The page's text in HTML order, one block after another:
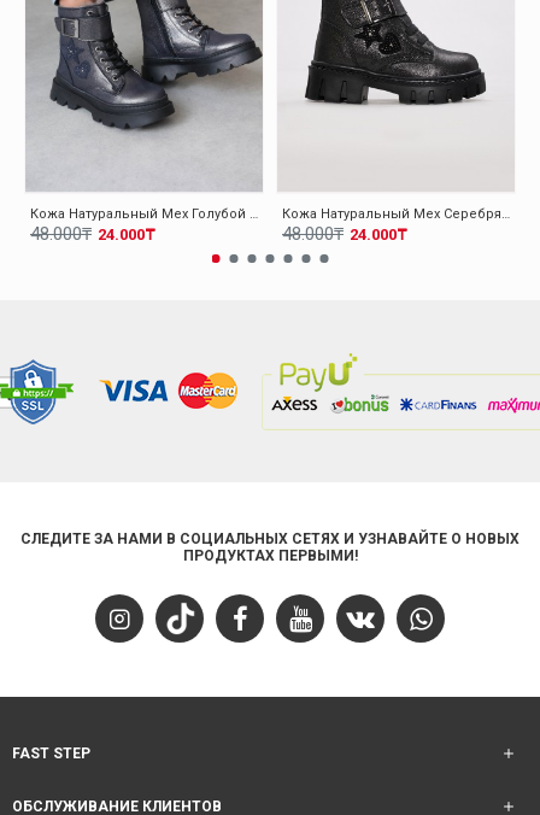
Кожа Натуральный Мех Голубой Для Девочек Классические Ботинки 157KXA1774
24.000₸
48.000₸
Кожа Натуральный Мех Серебряный Для Девочек Классические Ботинки 157KXA1774
24.000₸
48.000₸
СЛЕДИТЕ ЗА НАМИ В СОЦИАЛЬНЫХ СЕТЯХ И УЗНАВАЙТЕ О НОВЫХ
ПРОДУКТАХ ПЕРВЫМИ!
FAST STEP
ОБСЛУЖИВАНИЕ КЛИЕНТОВ